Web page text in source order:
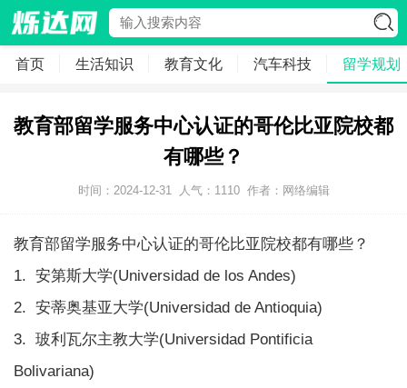
首页 生活知识 教育文化 汽车科技 留学规划
教育部留学服务中心认证的哥伦比亚院校都
有哪些？
时间：2024-12-31 人气： 1110 作者：网络编辑
教育部留学服务中心认证的哥伦比亚院校都有哪些？
1. 安第斯大学(Universidad de los Andes)
2. 安蒂奥基亚大学(Universidad de Antioquia)
3. 玻利瓦尔主教大学(Universidad Pontificia
Bolivariana)